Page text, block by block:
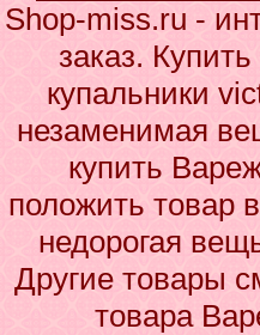
Shop-miss.ru -
заказ.
купальники
незаменимая
купить
положить товар
недорогая
Другие товары
товара